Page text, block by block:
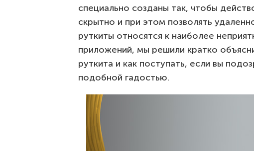
специально созданы так, чтобы
скрытно и при этом позволять
руткиты относятся к наиболее
приложений, мы решили кратко
руткита и как поступать, если вы
подобной гадостью.